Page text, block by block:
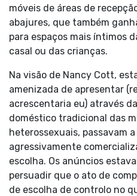
móveis de áreas de
abajures, que também
para espaços mais íntimos
casal ou das crianças.
Na visão de Nancy Cott,
amenizada de apresentar
acrescentaria eu) através
doméstico tradicional das
heterossexuais, passavam
agressivamente
escolha. Os anúncios
persuadir que o ato de
de escolha de controlo no